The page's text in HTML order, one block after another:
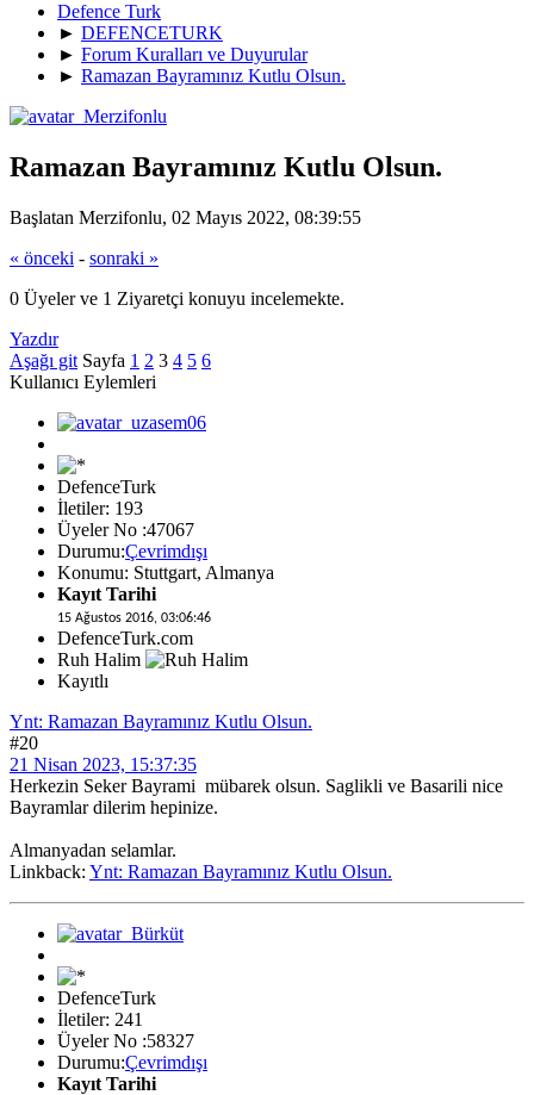
Defence Turk
► DEFENCETURK
► Forum Kuralları ve Duyurular
► Ramazan Bayramınız Kutlu Olsun.
Ramazan Bayramınız Kutlu Olsun.
Başlatan Merzifonlu, 02 Mayıs 2022, 08:39:55
« önceki - sonraki »
0 Üyeler ve 1 Ziyaretçi konuyu incelemekte.
Yazdır
Aşağı git Sayfa 1 2 3 4 5 6
Kullanıcı Eylemleri
DefenceTurk
İletiler: 193
Üyeler No :47067
Durumu:Çevrimdışı
Konumu: Stuttgart, Almanya
Kayıt Tarihi
15 Ağustos 2016, 03:06:46
DefenceTurk.com
Ruh Halim
Kayıtlı
Ynt: Ramazan Bayramınız Kutlu Olsun.
#20
21 Nisan 2023, 15:37:35
Herkezin Seker Bayrami mübarek olsun. Saglikli ve Basarili nice
Bayramlar dilerim hepinize.
Almanyadan selamlar.
Linkback: Ynt: Ramazan Bayramınız Kutlu Olsun.
DefenceTurk
İletiler: 241
Üyeler No :58327
Durumu:Çevrimdışı
Kayıt Tarihi